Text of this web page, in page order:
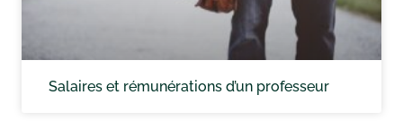
Salaires et rémunérations d’un professeur